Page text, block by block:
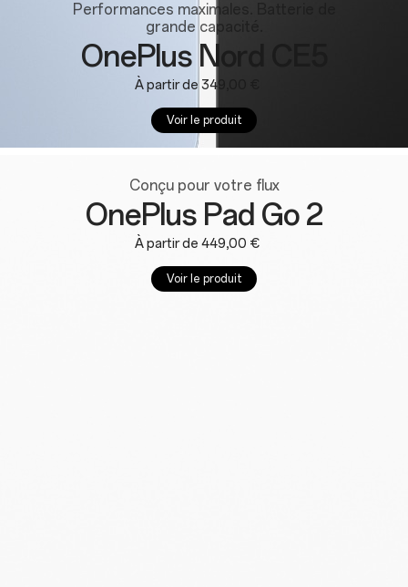
Performances maximales. Batterie de
grande capacité.
OnePlus Nord CE5
À partir de 349,00 €
Voir le produit
Conçu pour votre flux
OnePlus Pad Go 2
À partir de 449,00 €
Voir le produit